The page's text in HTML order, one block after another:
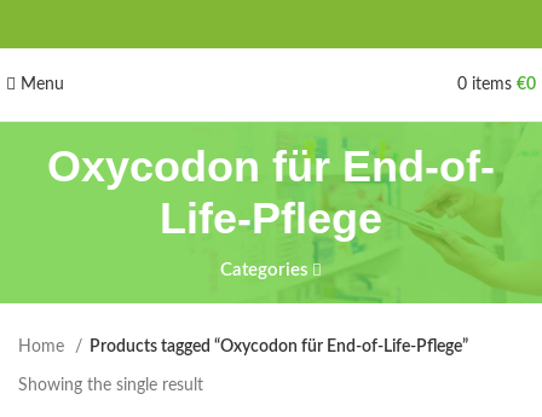
Menu 0 items €0
Oxycodon für End-of-
Life-Pflege
Categories
Home Products tagged “Oxycodon für End-of-Life-Pflege”
Showing the single result